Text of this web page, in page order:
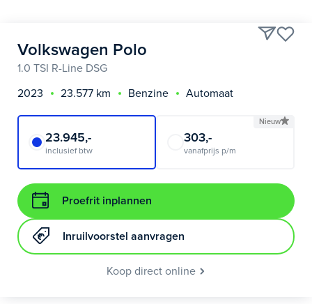
Volkswagen Polo
1.0 TSI R-Line DSG
2023
23.577 km Benzine Automaat
23.945,-
inclusief btw
Nieuw
303,-
vanafprijs p/m
Proefrit inplannen
Inruilvoorstel aanvragen
Koop direct online